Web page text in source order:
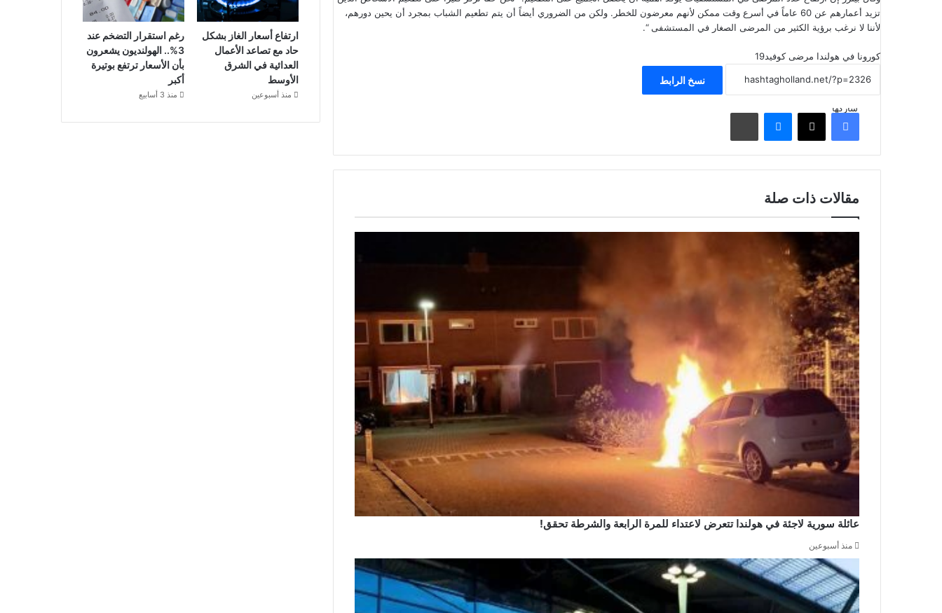
تزيد أعمارهم عن 60 عاماً في أسرع وقت ممكن لأنهم معرضون للخطر. ولكن من الضروري أيضاً أن يتم تطعيم الشباب بمجرد أن يحين دورهم،
لأننا لا نرغب برؤية الكثير من المرضى الصغار في المستشفى “.
كورونا في هولندا مرضى كوفيد19
نسخ الرابط
شاركهافيسبوك ‫X ماسنجر مشاركة عبر البريد
مقالات ذات صلة
عائلة سورية لاجئة في هولندا تتعرض لاعتداء للمرة الرابعة والشرطة تحقق!
منذ أسبوعين
ارتفاع أسعار الغاز بشكل
حاد مع تصاعد الأعمال
العدائية في الشرق
الأوسط
منذ أسبوعين
رغم استقرار التضخم عند
3%.. الهولنديون يشعرون
بأن الأسعار ترتفع بوتيرة
أكبر
منذ 3 أسابيع